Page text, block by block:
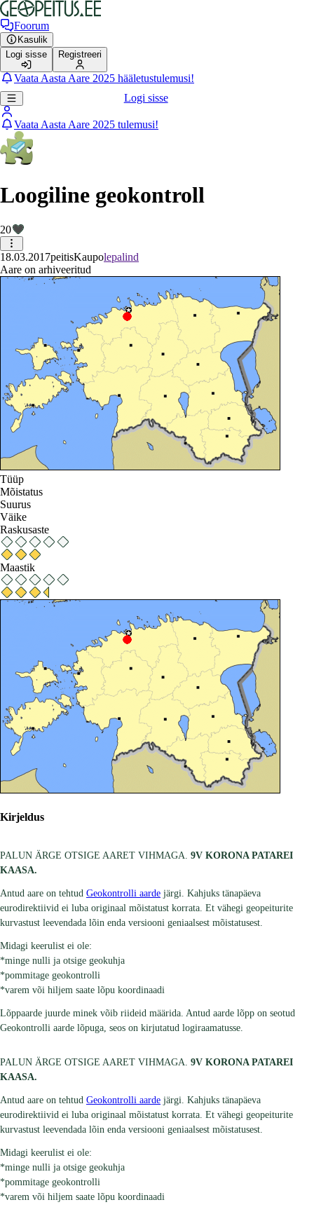
Foorum
Kasulik
Logi sisse
Registreeri
Vaata Aasta Aare 2025 hääletustulemusi!
Logi sisse
Vaata Aasta Aare 2025 tulemusi!
Loogiline geokontroll
20
18.03.2017peitisKaupolepalind
Aare on arhiveeritud
Tüüp
Mõistatus
Suurus
Väike
Raskusaste
Maastik
Kirjeldus
PALUN ÄRGE OTSIGE AARET VIHMAGA. 9V KORONA PATAREI
KAASA.
Antud aare on tehtud Geokontrolli aarde järgi. Kahjuks tänapäeva
eurodirektiivid ei luba originaal mõistatust korrata. Et vähegi geopeiturite
kurvastust leevendada lõin enda versiooni geniaalsest mõistatusest.
Midagi keerulist ei ole:
*minge nulli ja otsige geokuhja
*pommitage geokontrolli
*varem või hiljem saate lõpu koordinaadi
Lõppaarde juurde minek võib riideid määrida. Antud aarde lõpp on seotud
Geokontrolli aarde lõpuga, seos on kirjutatud logiraamatusse.
PALUN ÄRGE OTSIGE AARET VIHMAGA. 9V KORONA PATAREI
KAASA.
Antud aare on tehtud Geokontrolli aarde järgi. Kahjuks tänapäeva
eurodirektiivid ei luba originaal mõistatust korrata. Et vähegi geopeiturite
kurvastust leevendada lõin enda versiooni geniaalsest mõistatusest.
Midagi keerulist ei ole:
*minge nulli ja otsige geokuhja
*pommitage geokontrolli
*varem või hiljem saate lõpu koordinaadi